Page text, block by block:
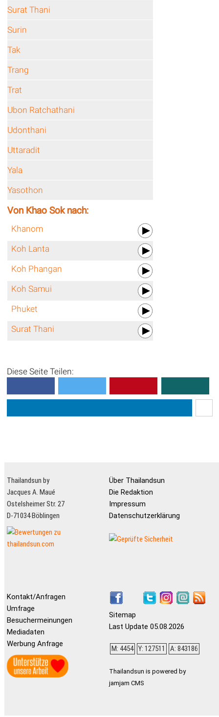
Surat Thani
Surin
Tak
Trang
Trat
Ubon Ratchathani
Udonthani
Uttaradit
Yala
Yasothon
Von Khao Sok nach:
Khanom
Koh Lanta
Koh Phangan
Koh Samui
Phuket
Surat Thani
Diese Seite Teilen:
Thailandsun by
Jacques A. Maué
Ostelsheimer Str. 27
D-71034 Böblingen
Über Thailandsun
Die Redaktion
Impressum
Datenschutzerklärung
Kontakt/Anfragen
Umfrage
Besuchermeinungen
Mediadaten
Werbung Anfrage
Sitemap
Last Update 05.08.2026
M: 4454 Y: 127511 A: 843186
Thailandsun is powered by
jamjam CMS